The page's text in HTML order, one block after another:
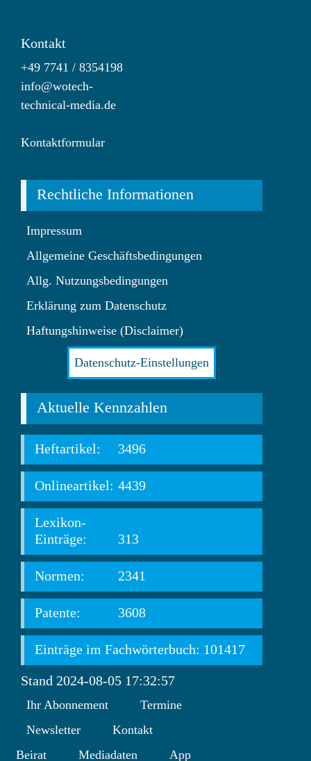
Kontakt
+49 7741 / 8354198
info@wotech-
technical-media.de
Kontaktformular
Rechtliche Informationen
Impressum
Allgemeine Geschäftsbedingungen
Allg. Nutzungsbedingungen
Erklärung zum Datenschutz
Haftungshinweise (Disclaimer)
Datenschutz-Einstellungen
Aktuelle Kennzahlen
Heftartikel: 3496
Onlineartikel: 4439
Lexikon-
Einträge:
313
Normen: 2341
Patente: 3608
Einträge im Fachwörterbuch: 101417
Stand 2024-08-05 17:32:57
Ihr Abonnement
Termine
Newsletter
Kontakt
Beirat
Mediadaten App